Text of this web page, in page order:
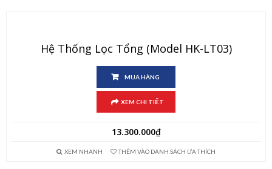
Hệ Thống Lọc Tổng (Model HK-LT03)
MUA HÀNG
XEM CHI TIẾT
13.300.000₫
XEM NHANH THÊM VÀO DANH SÁCH ƯA THÍCH